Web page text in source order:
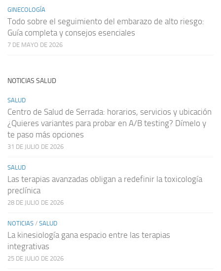
GINECOLOGÍA
Todo sobre el seguimiento del embarazo de alto riesgo:
Guía completa y consejos esenciales
7 DE MAYO DE 2026
NOTICIAS SALUD
SALUD
Centro de Salud de Serrada: horarios, servicios y ubicación
¿Quieres variantes para probar en A/B testing? Dímelo y
te paso más opciones
31 DE JULIO DE 2026
SALUD
Las terapias avanzadas obligan a redefinir la toxicología
preclínica
28 DE JULIO DE 2026
NOTICIAS / SALUD
La kinesiología gana espacio entre las terapias
integrativas
25 DE JULIO DE 2026